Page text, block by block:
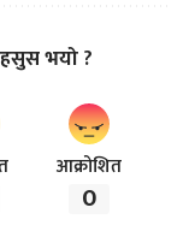
भयो ?
आक्रोशित
0